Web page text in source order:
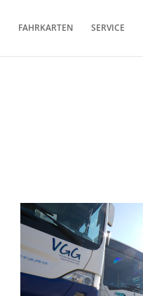
FAHRKARTEN SERVICE